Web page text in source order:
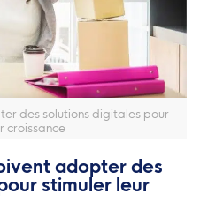
des solutions digitales pour
croissance
adopter des
stimuler leur